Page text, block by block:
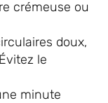
crémeuse ou
doux,
le
minute